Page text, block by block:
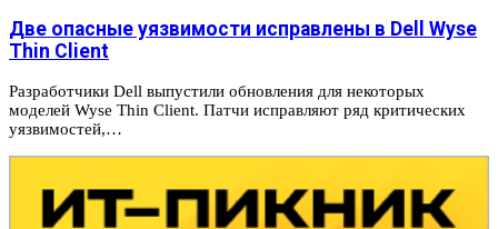
Две опасные уязвимости исправлены в Dell Wyse
Thin Client
Разработчики Dell выпустили обновления для некоторых
моделей Wyse Thin Client. Патчи исправляют ряд критических
уязвимостей,…